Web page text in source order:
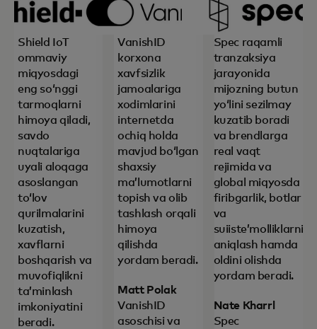
Shield IoT
ommaviy
miqyosdagi
eng soʻnggi
tarmoqlarni
himoya qiladi,
savdo
nuqtalariga
uyali aloqaga
asoslangan
toʻlov
qurilmalarini
kuzatish,
xavflarni
boshqarish va
muvofiqlikni
taʼminlash
imkoniyatini
beradi.
VanishID
korxona
xavfsizlik
jamoalariga
xodimlarini
internetda
ochiq holda
mavjud boʻlgan
shaxsiy
maʼlumotlarni
topish va olib
tashlash orqali
himoya
qilishda
yordam beradi.
Matt Polak
VanishID
asoschisi va
Spec raqamli
tranzaksiya
jarayonida
mijozning butun
yoʻlini sezilmay
kuzatib boradi
va brendlarga
real vaqt
rejimida va
global miqyosda
firibgarlik, botlar
va
suiisteʼmolliklarni
aniqlash hamda
oldini olishda
yordam beradi.
Nate Kharrl
Spec